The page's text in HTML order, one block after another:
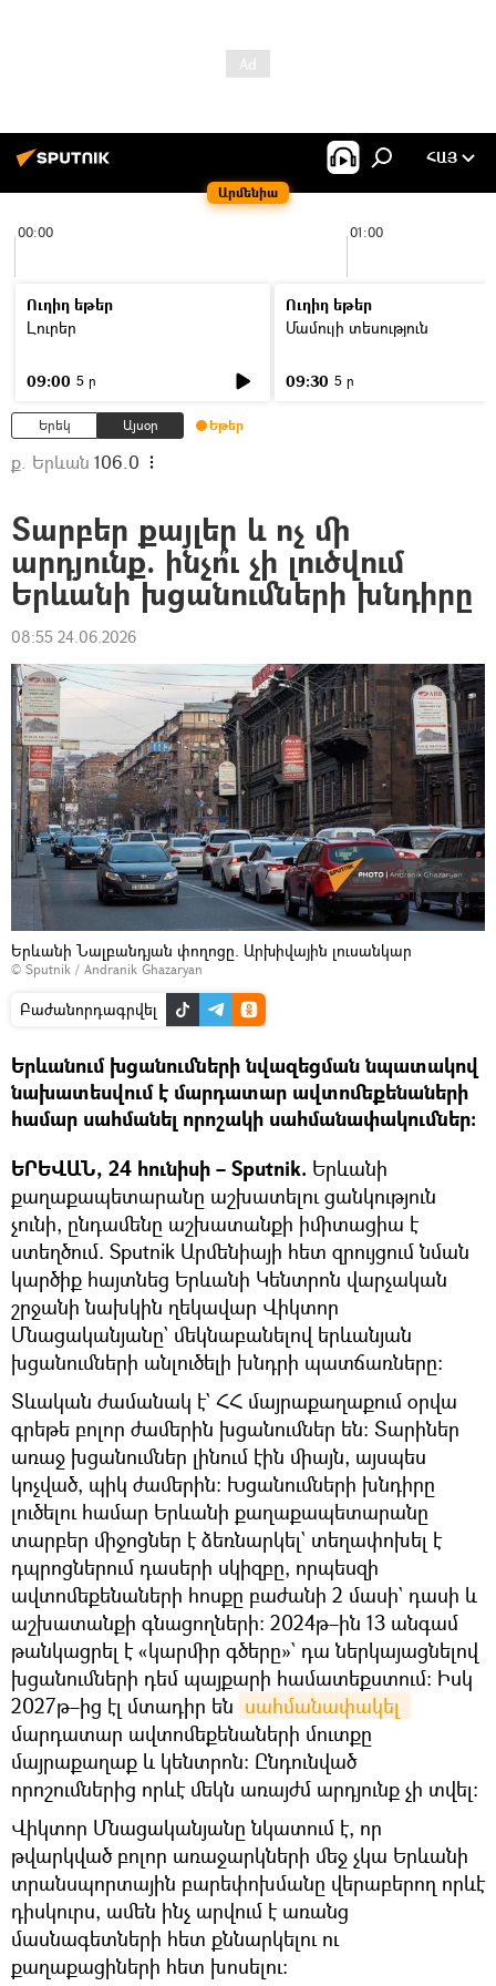
Արմենիա
ՀԱՅ
00:00 01:00
Ուղիղ եթեր
Լուրեր
09:00 5 ր
Ուղիղ եթեր
Մամուլի տեսություն
09:30 5 ր
Երեկ Այսօր Եթեր
ք. Երևան 106.0
Տարբեր քայլեր և ոչ մի
արդյունք. ինչո՞ւ չի լուծվում
Երևանի խցանումների խնդիրը
08:55 24.06.2026
Երևանի Նալբանդյան փողոցը. Արխիվային լուսանկար
© Sputnik / Andranik Ghazaryan
Բաժանորդագրվել
Երևանում խցանումների նվազեցման նպատակով
նախատեսվում է մարդատար ավտոմեքենաների
համար սահմանել որոշակի սահմանափակումներ։
ԵՐԵՎԱՆ, 24 հունիսի – Sputnik. Երևանի
քաղաքապետարանը աշխատելու ցանկություն
չունի, ընդամենը աշխատանքի իմիտացիա է
ստեղծում. Sputnik Արմենիայի հետ զրույցում նման
կարծիք հայտնեց Երևանի Կենտրոն վարչական
շրջանի նախկին ղեկավար Վիկտոր
Մնացականյանը` մեկնաբանելով երևանյան
խցանումների անլուծելի խնդրի պատճառները։
Տևական ժամանակ է` ՀՀ մայրաքաղաքում օրվա
գրեթե բոլոր ժամերին խցանումներ են։ Տարիներ
առաջ խցանումներ լինում էին միայն, այսպես
կոչված, պիկ ժամերին։ Խցանումների խնդիրը
լուծելու համար Երևանի քաղաքապետարանը
տարբեր միջոցներ է ձեռնարկել` տեղափոխել է
դպրոցներում դասերի սկիզբը, որպեսզի
ավտոմեքենաների հոսքը բաժանի 2 մասի` դասի և
աշխատանքի գնացողների։ 2024թ–ին 13 անգամ
թանկացրել է «կարմիր գծերը»` դա ներկայացնելով
խցանումների դեմ պայքարի համատեքստում։ Իսկ
2027թ–ից էլ մտադիր են
մարդատար ավտոմեքենաների մուտքը
մայրաքաղաք և կենտրոն։ Ընդունված
որոշումներից որևէ մեկն առայժմ արդյունք չի տվել։
Վիկտոր Մնացականյանը նկատում է, որ
թվարկված բոլոր առաջարկների մեջ չկա Երևանի
տրանսպորտային բարեփոխմանը վերաբերող որևէ
դիսկուրս, ամեն ինչ արվում է առանց
մասնագետների հետ քննարկելու ու
քաղաքացիների հետ խոսելու։